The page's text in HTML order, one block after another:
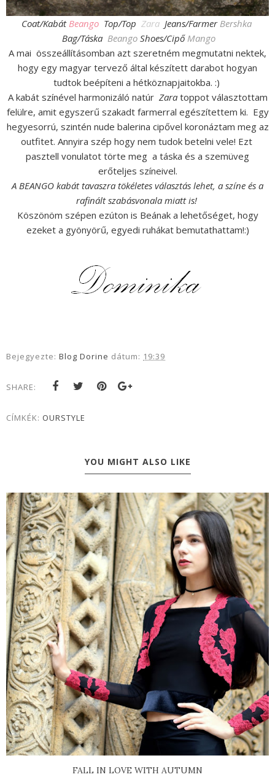
Coat/Kabát Beango Top/Top Zara Jeans/FarmerBershka
Bag/Táska Beango Shoes/CipőMango
A mai összeállításomban azt szeretném megmutatni nektek,
hogy egy magyar tervező által készített darabot hogyan
tudtok beépíteni a hétköznapjaitokba. :)
A kabát színével harmonizáló natúr Zaratoppot választottam
felülre, amit egyszerű szakadt farmerral egészítettem ki. Egy
hegyesorrú, szintén nude balerina cipővel koronáztam meg az
outfitet. Annyira szép hogy nem tudok betelni vele! Ezt
pasztell vonulatot törte meg a táska és a szemüveg
erőteljes színeivel.
A BEANGO kabát tavaszra tökéletes választás lehet, a színe és a
rafinált szabásvonala miatt is!
Köszönöm szépen ezúton is Beának a lehetőséget, hogy
ezeket a gyönyörű, egyedi ruhákat bemutathattam!:)
Bejegyezte: Blog Dorine dátum: 19:39
SHARE:
CÍMKÉK: OURSTYLE
YOU MIGHT ALSO LIKE
FALL IN LOVE WITH AUTUMN